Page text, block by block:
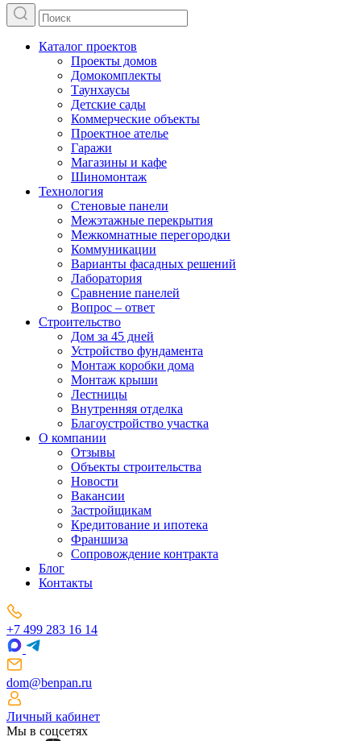
Каталог проектов
Проекты домов
Домокомплекты
Таунхаусы
Детские сады
Коммерческие объекты
Проектное ателье
Гаражи
Магазины и кафе
Шиномонтаж
Технология
Стеновые панели
Межэтажные перекрытия
Межкомнатные перегородки
Коммуникации
Варианты фасадных решений
Лаборатория
Сравнение панелей
Вопрос – ответ
Строительство
Дом за 45 дней
Устройство фундамента
Монтаж коробки дома
Монтаж крыши
Лестницы
Внутренняя отделка
Благоустройство участка
О компании
Отзывы
Объекты строительства
Новости
Вакансии
Застройщикам
Кредитование и ипотека
Франшиза
Сопровождение контракта
Блог
Контакты
+7 499 283 16 14
dom@benpan.ru
Личный кабинет
Мы в соцсетях